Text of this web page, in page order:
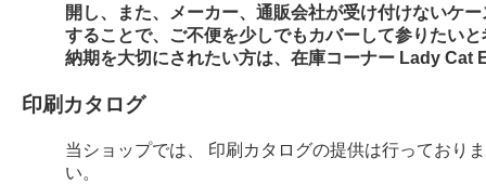
開し、また、メーカー、通販会社が受け付けないケ
することで、ご不便を少しでもカバーして参りたい
納期を大切にされたい方は、在庫コーナー Lady Cat
印刷カタログ
当ショップでは、 印刷カタログの提供は行っており
い。